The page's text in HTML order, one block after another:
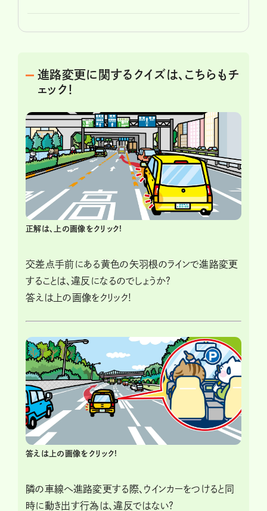
進路変更に関するクイズは、こちらもチ
ェック！
正解は、上の画像をクリック!
交差点手前にある黄色の矢羽根のラインで進路変更
することは、違反になるのでしょうか?
答えは上の画像をクリック!
答えは上の画像をクリック!
隣の車線へ進路変更する際、ウインカーをつけると同
時に動き出す行為は、違反ではない?